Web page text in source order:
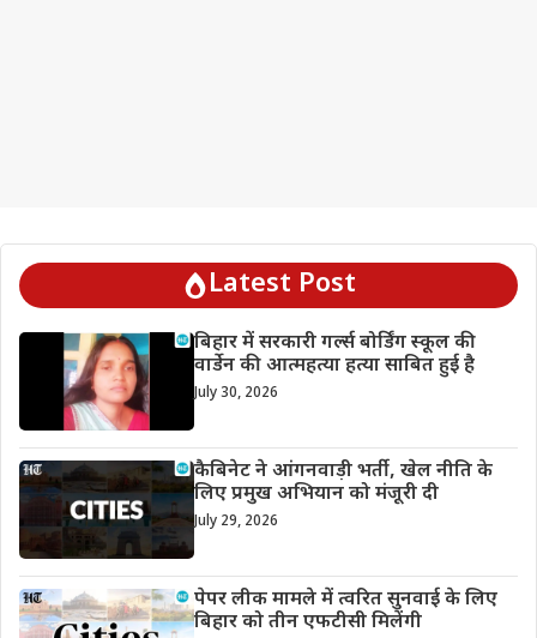
Latest Post
बिहार में सरकारी गर्ल्स बोर्डिंग स्कूल की
वार्डेन की आत्महत्या हत्या साबित हुई है
July 30, 2026
कैबिनेट ने आंगनवाड़ी भर्ती, खेल नीति के
लिए प्रमुख अभियान को मंजूरी दी
July 29, 2026
पेपर लीक मामले में त्वरित सुनवाई के लिए
बिहार को तीन एफटीसी मिलेंगी